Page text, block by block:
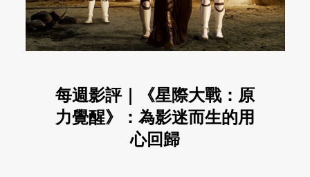
每週影評｜《星際大戰：原
力覺醒》：為影迷而生的用
心回歸